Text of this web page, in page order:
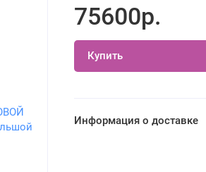
75600р.
Купить
Информация о доставке